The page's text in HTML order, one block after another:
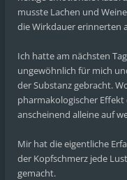
musste Lachen und
die Wirkdauer erinnerten
Ich hatte am nächsten
ungewöhnlich für mich
der Substanz gebracht.
pharmakologischer Effekt
anscheinend alleine auf
Mir hat die eigentliche
der Kopfschmerz jede
gemacht.